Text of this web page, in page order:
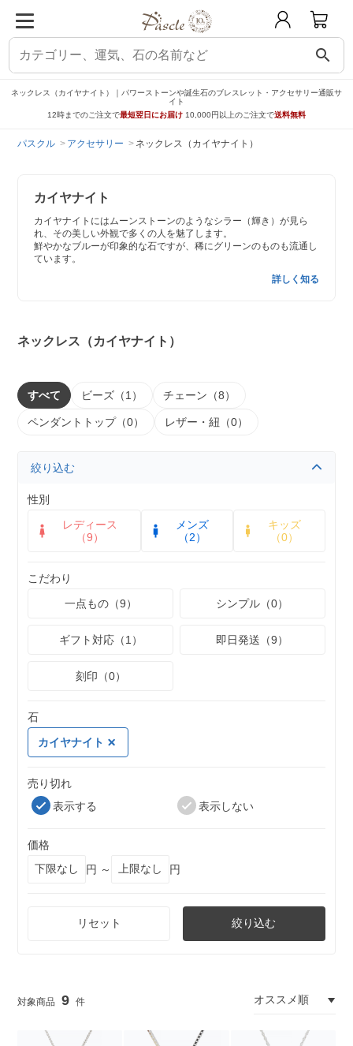
search
ネックレス（カイヤナイト）｜パワーストーンや誕生石のブレスレット・アクセサリー通販サ
イト
12時までのご注文で最短翌日にお届け 10,000円以上のご注文で送料無料
パスクル アクセサリー ネックレス（カイヤナイト）
カイヤナイト
カイヤナイトにはムーンストーンのようなシラー（輝き）が見ら
れ、その美しい外観で多くの人を魅了します。
鮮やかなブルーが印象的な石ですが、稀にグリーンのものも流通し
ています。
詳しく知る
ネックレス（カイヤナイト）
すべて ビーズ（1） チェーン（8）
ペンダントトップ（0） レザー・紐（0）
絞り込む
性別
レディース
（9）
メンズ
（2）
キッズ
（0）
こだわり
一点もの（9）
シンプル（0）
ギフト対応（1） 即日発送（9）
刻印（0）
石
カイヤナイト
売り切れ
表示する
表示しない
価格
円 ～
円
リセット 絞り込む
9